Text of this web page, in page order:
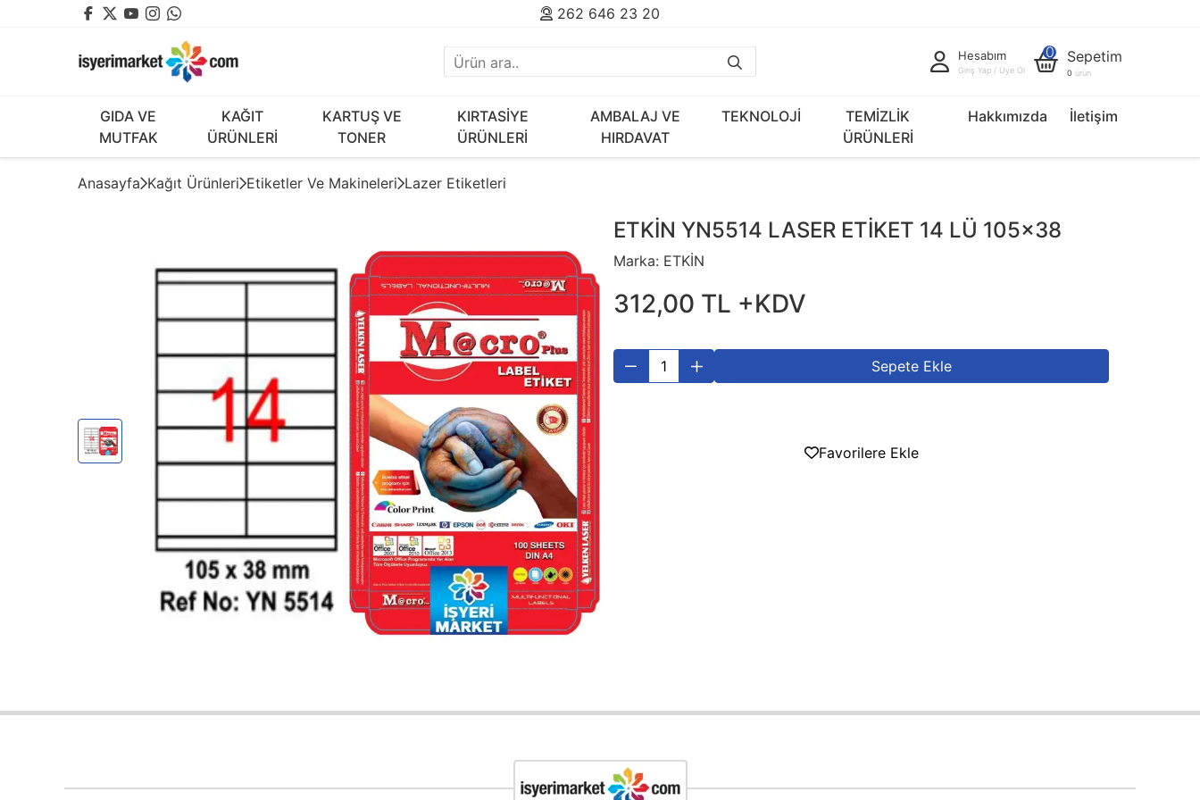
262 646 23 20
Hesabım
Giriş Yap / Üye Ol
0 Sepetim
0 ürün
GIDA VE
MUTFAK
KAĞIT
ÜRÜNLERİ
KARTUŞ VE
TONER
KIRTASİYE
ÜRÜNLERİ
AMBALAJ VE
HIRDAVAT
TEKNOLOJİ
TEMİZLİK
ÜRÜNLERİ
Hakkımızda İletişim
Anasayfa Kağıt Ürünleri Etiketler Ve Makineleri Lazer Etiketleri
ETKİN YN5514 LASER ETİKET 14 LÜ 105x38
Marka: ETKİN
312,00 TL +KDV
Sepete Ekle
Favorilere Ekle